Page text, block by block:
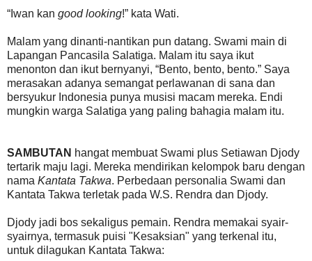
“Iwan kan good looking!” kata Wati.
Malam yang dinanti-nantikan pun datang. Swami main di
Lapangan Pancasila Salatiga. Malam itu saya ikut
menonton dan ikut bernyanyi, “Bento, bento, bento.” Saya
merasakan adanya semangat perlawanan di sana dan
bersyukur Indonesia punya musisi macam mereka. Endi
mungkin warga Salatiga yang paling bahagia malam itu.
SAMBUTAN hangat membuat Swami plus Setiawan Djody
tertarik maju lagi. Mereka mendirikan kelompok baru dengan
nama Kantata Takwa. Perbedaan personalia Swami dan
Kantata Takwa terletak pada W.S. Rendra dan Djody.
Djody jadi bos sekaligus pemain. Rendra memakai syair-
syairnya, termasuk puisi "Kesaksian" yang terkenal itu,
untuk dilagukan Kantata Takwa: